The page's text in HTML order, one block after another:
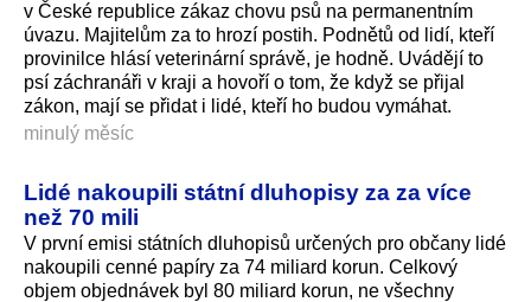
v České republice zákaz chovu psů na permanentním
úvazu. Majitelům za to hrozí postih. Podnětů od lidí, kteří
provinilce hlásí veterinární správě, je hodně. Uvádějí to
psí záchranáři v kraji a hovoří o tom, že když se přijal
zákon, mají se přidat i lidé, kteří ho budou vymáhat.
minulý měsíc
Lidé nakoupili státní dluhopisy za za více
než 70 mili
V první emisi státních dluhopisů určených pro občany lidé
nakoupili cenné papíry za 74 miliard korun. Celkový
objem objednávek byl 80 miliard korun, ne všechny